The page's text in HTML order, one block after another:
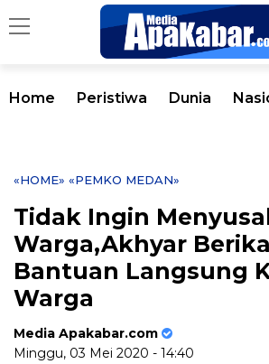
Home Peristiwa Dunia
«HOME» «PEMKO MEDAN»
Tidak Ingin
Warga,Akhyar
Bantuan Langsung
Warga
Media Apakabar.com
Minggu, 03 Mei 2020 - 14:40